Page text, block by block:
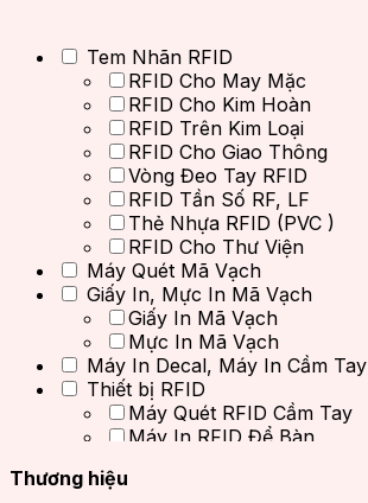
Tem Nhãn RFID
RFID Cho May Mặc
RFID Cho Kim Hoàn
RFID Trên Kim Loại
RFID Cho Giao Thông
Vòng Đeo Tay RFID
RFID Tần Số RF, LF
Thẻ Nhựa RFID (PVC )
RFID Cho Thư Viện
Máy Quét Mã Vạch
Giấy In, Mực In Mã Vạch
Giấy In Mã Vạch
Mực In Mã Vạch
Máy In Decal, Máy In Cầm Tay
Thiết bị RFID
Máy Quét RFID Cầm Tay
Máy In RFID Để Bàn
Thương hiệu